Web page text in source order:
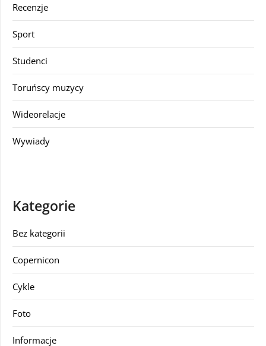
Recenzje
Sport
Studenci
Toruńscy muzycy
Wideorelacje
Wywiady
Kategorie
Bez kategorii
Copernicon
Cykle
Foto
Informacje